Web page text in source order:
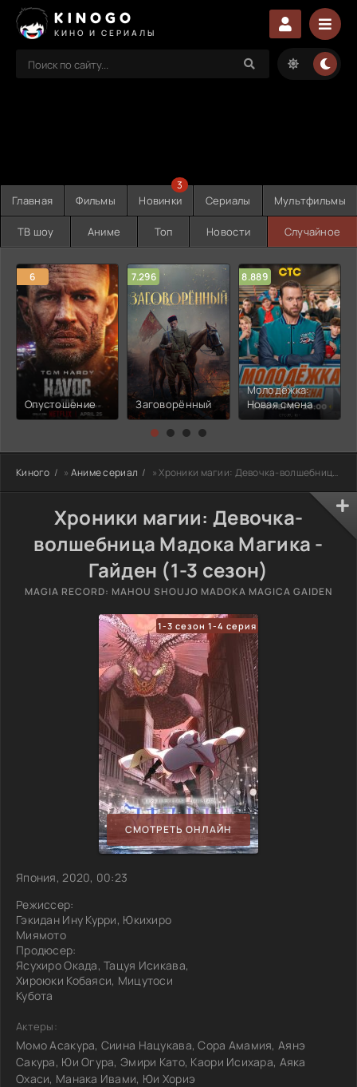
KINOGO
КИНО И СЕРИАЛЫ
Главная Фильмы Новинки
3
Сериалы Мультфильмы
ТВ шоу Аниме Топ Новости Случайное
6
Опустошение
7.296
Заговорённый
8.889
Молодёжка:
Новая смена
Киного » Аниме сериал » Хроники магии: Девочка-волшебница Мадока Магика - Гайден
Хроники магии: Девочка-
волшебница Мадока Магика -
Гайден (1-3 сезон)
MAGIA RECORD: MAHOU SHOUJO MADOKA MAGICA GAIDEN
1-3 сезон 1-4 серия
СМОТРЕТЬ ОНЛАЙН
Япония, 2020, 00:23
Режиссер:
Гэкидан Ину Курри, Юкихиро
Миямото
Продюсер:
Ясухиро Окада, Тацуя Исикава,
Хироюки Кобаяси, Мицутоси
Кубота
Актеры:
Момо Асакура, Сиина Нацукава, Сора Амамия, Аянэ
Сакура, Юи Огура, Эмири Като, Каори Исихара, Аяка
Охаси, Манака Ивами, Юи Хориэ